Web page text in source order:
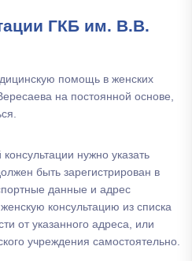
ГКБ им. В.В.
помощь в женских
на постоянной основе,
нужно указать
быть зарегистрирован в
данные и адрес
консультацию из списка
от указанного адреса, или
учреждения самостоятельно.